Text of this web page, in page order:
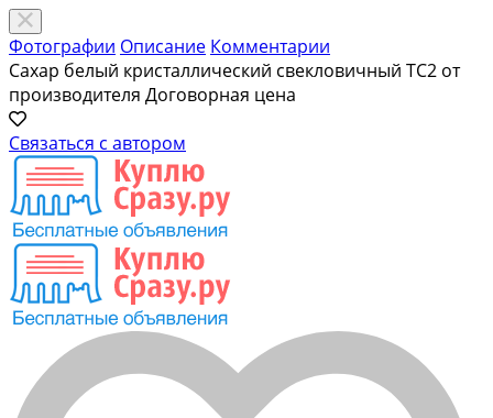
Фотографии Описание Комментарии
Сахар белый кристаллический свекловичный ТС2 от
производителя Договорная цена
Связаться с автором